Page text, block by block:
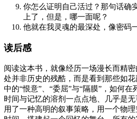
你怎么证明自己活过？那句话确
上了，但是，哪一面呢？
他就在我灵魂的最深处，像密码
读后感
阅读这本书，就像经历一场漫长而精
处并非历史的残酷，而是看到那些如
中的“恨意”、“委屈”与“隔膜”，如何
时间与记忆的溶剂一点点地、几乎是
用了一种高明的叙事策略，用一个物